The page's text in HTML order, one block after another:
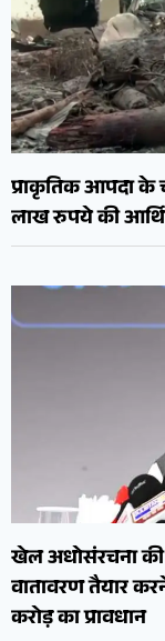
प्राकृतिक आपदा के
लाख रुपये की
खेल अधोसंरचना
वातावरण तैयार
करोड़ का प्रावधान